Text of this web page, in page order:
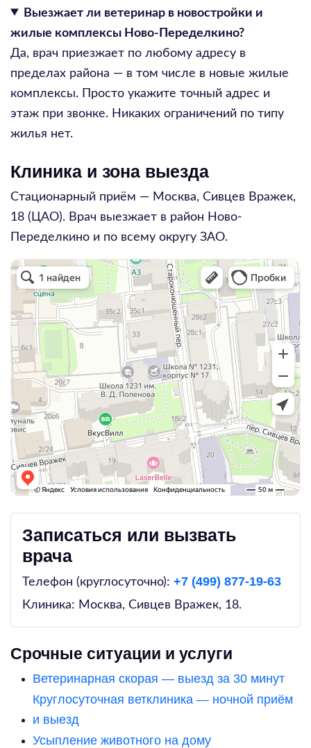
Выезжает ли ветеринар в новостройки и
жилые комплексы Ново-Переделкино?
Да, врач приезжает по любому адресу в
пределах района — в том числе в новые жилые
комплексы. Просто укажите точный адрес и
этаж при звонке. Никаких ограничений по типу
жилья нет.
Клиника и зона выезда
Стационарный приём — Москва, Сивцев Вражек,
18 (ЦАО). Врач выезжает в район Ново-
Переделкино и по всему округу ЗАО.
Записаться или вызвать
врача
Телефон (круглосуточно): +7 (499) 877-19-63
Клиника: Москва, Сивцев Вражек, 18.
Срочные ситуации и услуги
Ветеринарная скорая — выезд за 30 минут
Круглосуточная ветклиника — ночной приём
и выезд
Усыпление животного на дому